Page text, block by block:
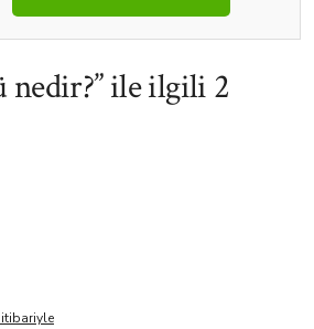
nedir?” ile ilgili 2